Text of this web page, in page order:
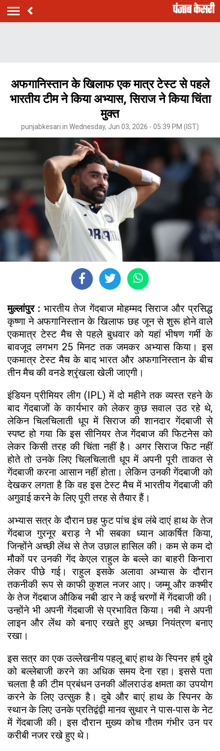
अफगानिस्तान के खिलाफ एक मात्र टेस्ट से पहले
भारतीय टीम ने किया अभ्यास, सिराज ने किया चिंता
मुक्त
punjabkesari.in Wednesday, Jun 03, 2026 - 05:39 PM (IST)
मुल्लांपुर : भारतीय तेज गेंदबाज मोहम्मद सिराज और प्रसिद्ध
कृष्णा ने अफगानिस्तान के खिलाफ छह जून से शुरू होने वाले
एकमात्र टेस्ट मैच से पहले बुधवार को यहां भीषण गर्मी के
बावजूद लगभग 25 मिनट तक जमकर अभ्यास किया। इस
एकमात्र टेस्ट मैच के बाद भारत और अफगानिस्तान के बीच
तीन मैच की वनडे श्रृंखला खेली जाएगी।
इंडियन प्रीमियर लीग (IPL) में दो महीने तक व्यस्त रहने के
बाद गेंदबाजों के कार्यभार को लेकर कुछ सवाल उठ रहे थे,
लेकिन चिलचिलाती धूप में सिराज की शानदार गेंदबाजी से
स्पष्ट हो गया कि इस सीनियर तेज गेंदबाज की फिटनेस को
लेकर किसी तरह की चिंता नहीं है। अगर सिराज फिट नहीं
होते तो उनके लिए चिलचिलाती धूप में अपनी पूरी ताकत से
गेंदबाजी करना आसान नहीं होता। लेकिन उनकी गेंदबाजी को
देखकर लगता है कि वह इस टेस्ट मैच में भारतीय गेंदबाजी की
अगुवाई करने के लिए पूरी तरह से तैयार हैं।
अभ्यास सत्र के दौरान छह फुट पांच इंच लंबे दाएं हाथ के तेज
गेंदबाज गुरनूर बराड़ ने भी सबका ध्यान आकर्षित किया,
जिन्होंने अच्छी लेंथ से तेज उछाल हासिल की। कम से कम दो
मौकों पर उनकी गेंद केएल राहुल के बल्ले का बाहरी किनारा
लेकर पीछे गई। राहुल इसके अलावा अभ्यास के दौरान
तकनीकी रूप से काफी कुशल नजर आए। जम्मू और कश्मीर
के तेज गेंदबाज औकिब नबी डार ने कई चरणों में गेंदबाजी की।
उन्होंने भी अपनी गेंदबाजी से प्रभावित किया। नबी ने अपनी
लाइन और लेंथ को बनाए रखते हुए अच्छा नियंत्रण बनाए
रखा।
इस सत्र का एक उल्लेखनीय पहलू बाएं हाथ के स्पिनर हर्ष दुबे
को बल्लेबाजी करने का अधिक समय देना रहा। इससे पता
चलता है की टीम प्रबंधन उनकी ऑलराउंड क्षमता का उपयोग
करने के लिए उत्सुक है। दुबे और बाएं हाथ के स्पिनर के
स्थान के लिए उनके प्रतिद्वंद्वी मानव सुथार ने पास-पास के नेट
में गेंदबाजी की। इस दौरान मुख्य कोच गौतम गंभीर उन पर
करीबी नजर रखे हुए थे।